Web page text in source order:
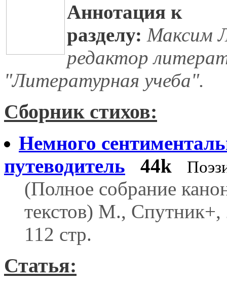
Аннотация к
разделу: Максим
редактор
"Литературная учеба".
Сборник стихов:
Немного
путеводитель
44k
(Полное собрание
текстов) М., Спутник+,
112 стр.
Статья: